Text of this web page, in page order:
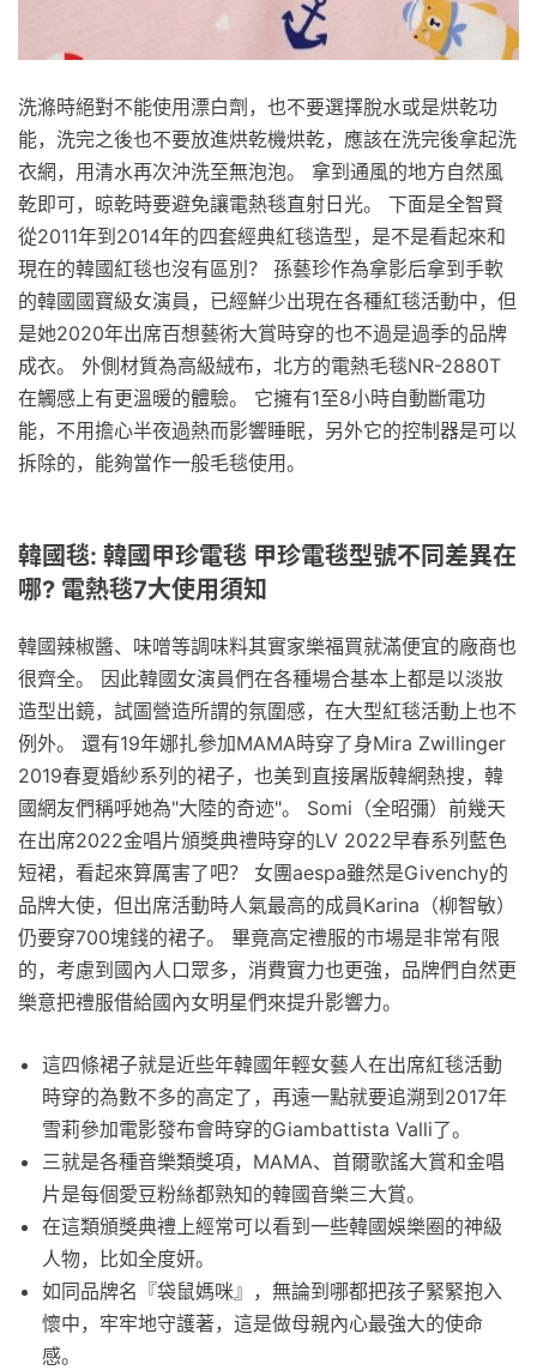
洗滌時絕對不能使用漂白劑，也不要選擇脫水或是烘乾功
能，洗完之後也不要放進烘乾機烘乾，應該在洗完後拿起洗
衣網，用清水再次沖洗至無泡泡。 拿到通風的地方自然風
乾即可，晾乾時要避免讓電熱毯直射日光。 下面是全智賢
從2011年到2014年的四套經典紅毯造型，是不是看起來和
現在的韓國紅毯也沒有區別？ 孫藝珍作為拿影后拿到手軟
的韓國國寶級女演員，已經鮮少出現在各種紅毯活動中，但
是她2020年出席百想藝術大賞時穿的也不過是過季的品牌
成衣。 外側材質為高級絨布，北方的電熱毛毯NR-2880T
在觸感上有更溫暖的體驗。 它擁有1至8小時自動斷電功
能，不用擔心半夜過熱而影響睡眠，另外它的控制器是可以
拆除的，能夠當作一般毛毯使用。
韓國毯: 韓國甲珍電毯 甲珍電毯型號不同差異在
哪? 電熱毯7大使用須知
韓國辣椒醬、味噌等調味料其實家樂福買就滿便宜的廠商也
很齊全。 因此韓國女演員們在各種場合基本上都是以淡妝
造型出鏡，試圖營造所謂的氛圍感，在大型紅毯活動上也不
例外。 還有19年娜扎參加MAMA時穿了身Mira Zwillinger
2019春夏婚紗系列的裙子，也美到直接屠版韓網熱搜，韓
國網友們稱呼她為"大陸的奇迹"。 Somi（全昭彌）前幾天
在出席2022金唱片頒獎典禮時穿的LV 2022早春系列藍色
短裙，看起來算厲害了吧？ 女團aespa雖然是Givenchy的
品牌大使，但出席活動時人氣最高的成員Karina（柳智敏）
仍要穿700塊錢的裙子。 畢竟高定禮服的市場是非常有限
的，考慮到國內人口眾多，消費實力也更強，品牌們自然更
樂意把禮服借給國內女明星們來提升影響力。
這四條裙子就是近些年韓國年輕女藝人在出席紅毯活動
時穿的為數不多的高定了，再遠一點就要追溯到2017年
雪莉參加電影發布會時穿的Giambattista Valli了。
三就是各種音樂類獎項，MAMA、首爾歌謠大賞和金唱
片是每個愛豆粉絲都熟知的韓國音樂三大賞。
在這類頒獎典禮上經常可以看到一些韓國娛樂圈的神級
人物，比如全度妍。
如同品牌名『袋鼠媽咪』，無論到哪都把孩子緊緊抱入
懷中，牢牢地守護著，這是做母親內心最強大的使命
感。